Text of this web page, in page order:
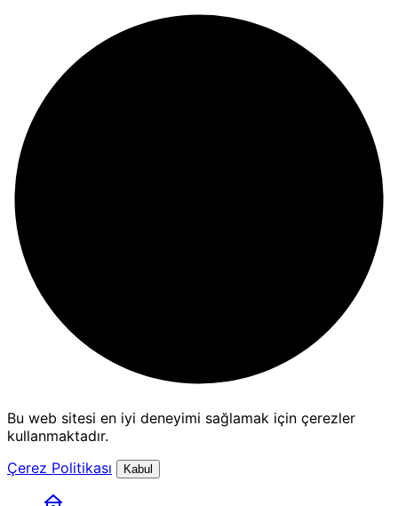
Bu web sitesi en iyi deneyimi sağlamak için çerezler
kullanmaktadır.
Çerez Politikası
Kabul